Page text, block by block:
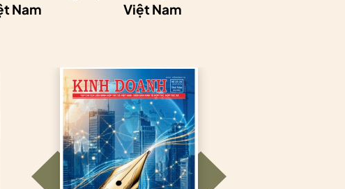
Nam
Việt Nam